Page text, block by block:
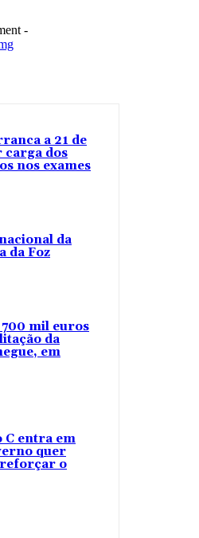
-
a 21 de
carga dos
nos exames
da
da Foz
mil euros
da
em
C entra em
quer
o